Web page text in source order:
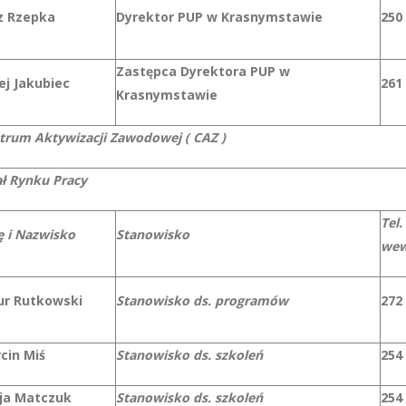
Rzepka Dyrektor PUP w Krasnymstawie 250
Jakubiec
Zastępca Dyrektora PUP w
Krasnymstawie
261
Aktywizacji Zawodowej ( CAZ )
Rynku Pracy
i Nazwisko Stanowisko
Tel.
Rutkowski Stanowisko ds. programów 272
Miś Stanowisko ds. szkoleń 254
Matczuk Stanowisko ds. szkoleń 254